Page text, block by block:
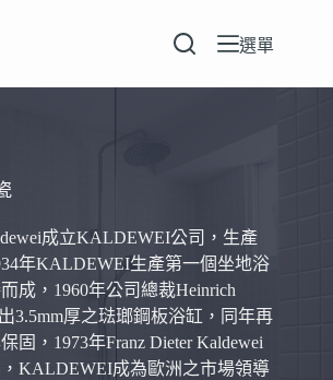
選單
成立KALDEWEI公司，生產
年KALDEWEI生產第一個坐地浴
成，1960年公司總裁Heinrich
3.5mm厚之琺瑯鋼板浴缸，同年再
固，1973年Franz Dieter Kaldewei
KALDEWEI成為歐洲之市場領導